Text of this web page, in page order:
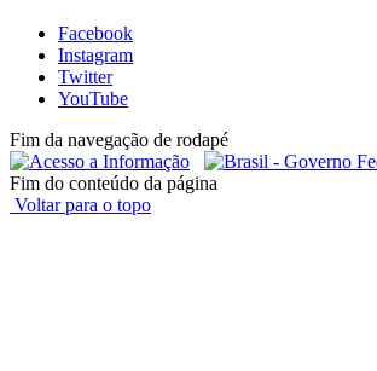
Facebook
Instagram
Twitter
YouTube
Fim da navegação de rodapé
Fim do conteúdo da página
Voltar para o topo